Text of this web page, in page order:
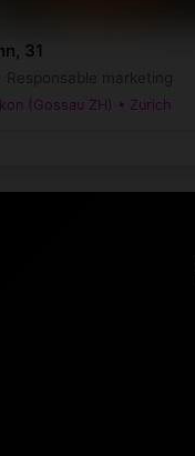
31
(Gossau ZH) • Zurich